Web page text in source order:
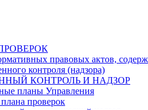
правовых актов,
контроля (надзора)
КОНТРОЛЬ И НАДЗОР
планы Управления
проверок